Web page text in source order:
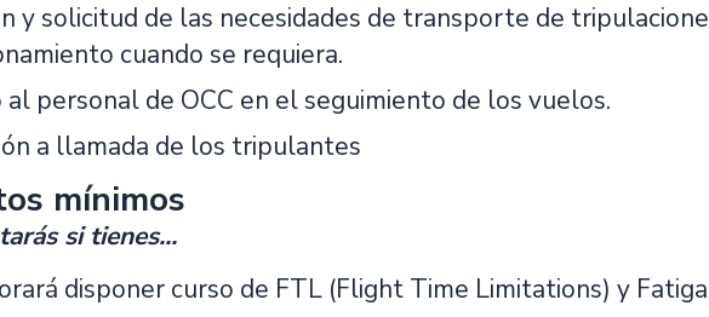
y solicitud de las necesidades de transporte de
cuando se requiera.
personal de OCC en el seguimiento de los vuelos.
a llamada de los tripulantes
mínimos
si tienes...
disponer curso de FTL (Flight Time Limitations) y Fatiga